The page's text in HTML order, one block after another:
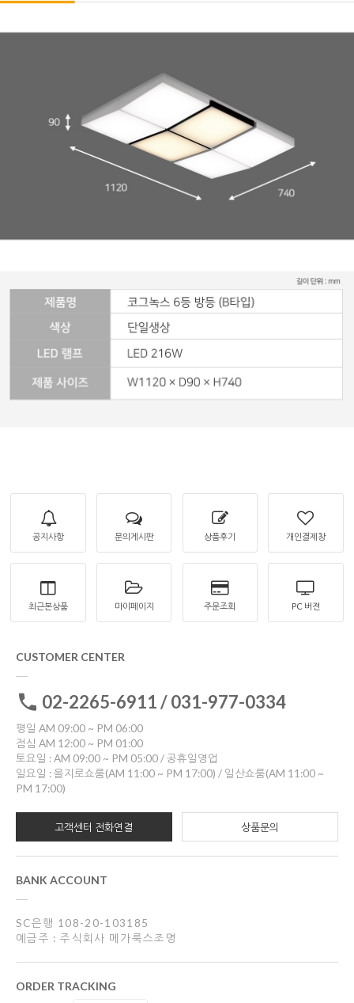
공지사항 문의게시판 상품후기 개인결제창
최근본상품 마이페이지 주문조회 PC 버젼
CUSTOMER CENTER
02-2265-6911 / 031-977-0334
평일 AM 09:00 ~ PM 06:00
점심 AM 12:00 ~ PM 01:00
토요일 : AM 09:00 ~ PM 05:00 / 공휴일영업
일요일 : 을지로쇼룸(AM 11:00 ~ PM 17:00) / 일산쇼룸(AM 11:00 ~
PM 17:00)
고객센터 전화연결 상품문의
BANK ACCOUNT
SC은행 108-20-103185
예금주 : 주식회사 메가룩스조명
ORDER TRACKING